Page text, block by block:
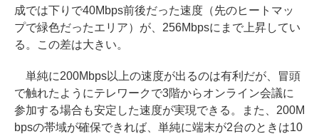
成では下りで40Mbps前後だった速度（先のヒートマッ
プで緑色だったエリア）が、256Mbpsにまで上昇してい
る。この差は大きい。
単純に200Mbps以上の速度が出るのは有利だが、冒頭
で触れたようにテレワークで3階からオンライン会議に
参加する場合も安定した速度が実現できる。また、200M
bpsの帯域が確保できれば、単純に端末が2台のときは10